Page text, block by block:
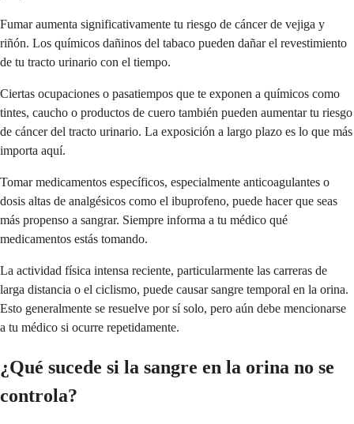
Fumar aumenta significativamente tu riesgo de cáncer de vejiga y
riñón. Los químicos dañinos del tabaco pueden dañar el revestimiento
de tu tracto urinario con el tiempo.
Ciertas ocupaciones o pasatiempos que te exponen a químicos como
tintes, caucho o productos de cuero también pueden aumentar tu riesgo
de cáncer del tracto urinario. La exposición a largo plazo es lo que más
importa aquí.
Tomar medicamentos específicos, especialmente anticoagulantes o
dosis altas de analgésicos como el ibuprofeno, puede hacer que seas
más propenso a sangrar. Siempre informa a tu médico qué
medicamentos estás tomando.
La actividad física intensa reciente, particularmente las carreras de
larga distancia o el ciclismo, puede causar sangre temporal en la orina.
Esto generalmente se resuelve por sí solo, pero aún debe mencionarse
a tu médico si ocurre repetidamente.
¿Qué sucede si la sangre en la orina no se
controla?